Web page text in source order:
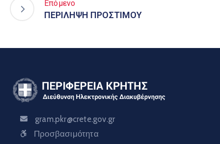
Επόμενο
ΠΕΡΙΛΗΨΗ ΠΡΟΣΤΙΜΟΥ
gram.pkr@crete.gov.gr
Προσβασιμότητα